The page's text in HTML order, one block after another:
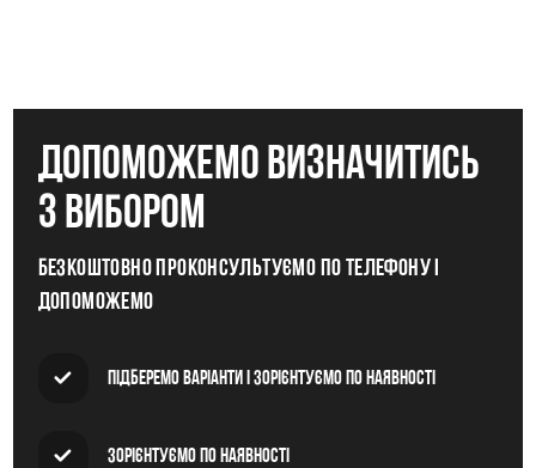
допоможемо визначитись
з вибором
Безкоштовно проконсультуємо по телефону і
допоможемо
Підберемо варіанти і зорієнтуємо по наявності
Зорієнтуємо по наявності